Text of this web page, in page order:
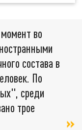
во
состава в
По
среди
трое